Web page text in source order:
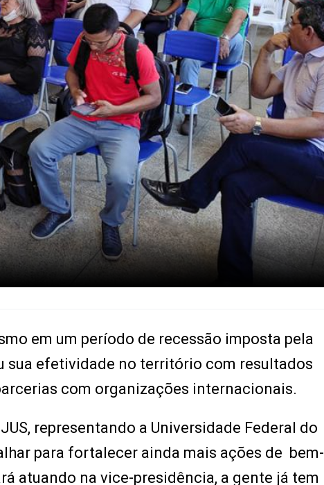
em um período de recessão imposta pela
sua efetividade no território com resultados
com organizações internacionais.
representando a Universidade Federal do
para fortalecer ainda mais ações de bem-
atuando na vice-presidência, a gente já tem